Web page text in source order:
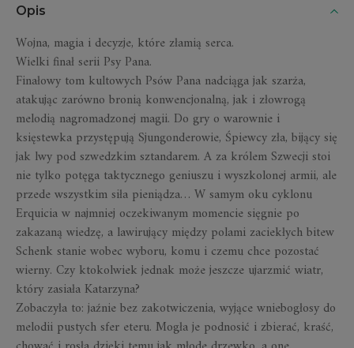
Opis
Wojna, magia i decyzje, które złamią serca.
Wielki finał serii Psy Pana.
Finałowy tom kultowych Psów Pana nadciąga jak szarża,
atakując zarówno bronią konwencjonalną, jak i złowrogą
melodią nagromadzonej magii. Do gry o warownie i
księstewka przystępują Sjungonderowie, Śpiewcy zła, bijący się
jak lwy pod szwedzkim sztandarem. A za królem Szwecji stoi
nie tylko potęga taktycznego geniuszu i wyszkolonej armii, ale
przede wszystkim siła pieniądza… W samym oku cyklonu
Erquicia w najmniej oczekiwanym momencie sięgnie po
zakazaną wiedzę, a lawirujący między polami zaciekłych bitew
Schenk stanie wobec wyboru, komu i czemu chce pozostać
wierny. Czy ktokolwiek jednak może jeszcze ujarzmić wiatr,
który zasiała Katarzyna?
Zobaczyła to: jaźnie bez zakotwiczenia, wyjące wniebogłosy do
melodii pustych sfer eteru. Mogła je podnosić i zbierać, kraść,